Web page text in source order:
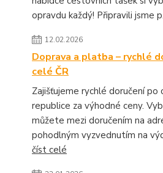
opravdu každý! Připravili jsme
12.02.2026
Doprava a platba – rychlé
celé ČR
Zajišťujeme rychlé doručení po
republice za výhodné ceny.
můžete mezi doručením na
pohodlným vyzvednutím na
číst celé